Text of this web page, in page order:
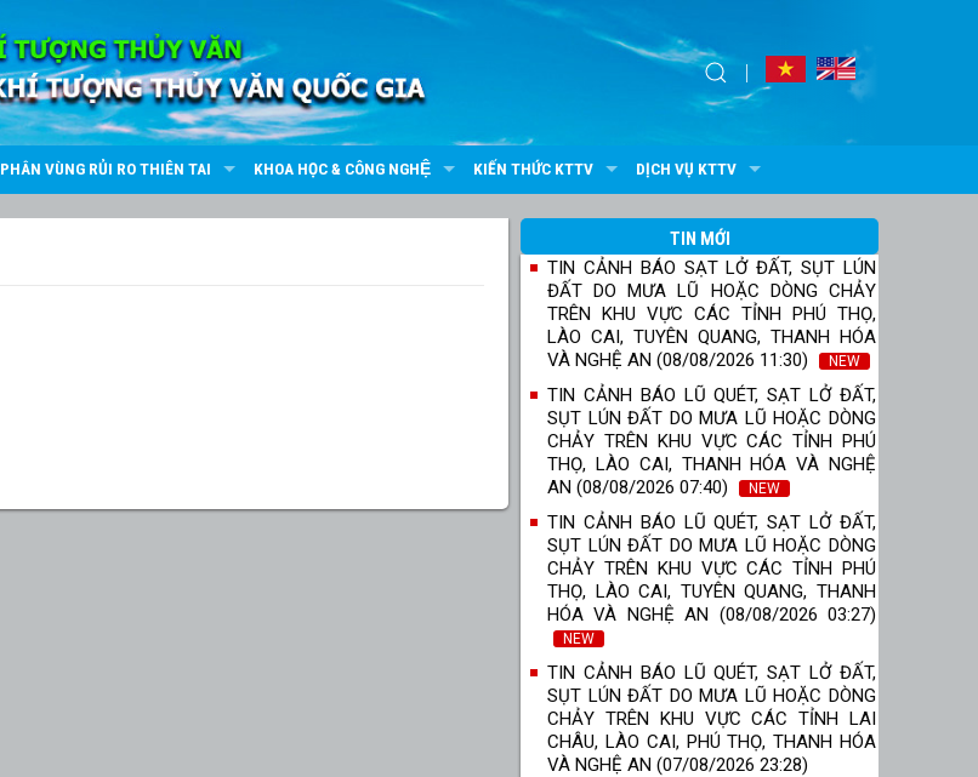
PHÂN VÙNG RỦI RO THIÊN TAI KHOA HỌC & CÔNG NGHỆ KIẾN THỨC KTTV DỊCH VỤ KTTV
TIN MỚI
TIN CẢNH BÁO SẠT LỞ ĐẤT, SỤT LÚN
ĐẤT DO MƯA LŨ HOẶC DÒNG CHẢY
TRÊN KHU VỰC CÁC TỈNH PHÚ THỌ,
LÀO CAI, TUYÊN QUANG, THANH HÓA
VÀ NGHỆ AN (08/08/2026 11:30)
NEW
TIN CẢNH BÁO LŨ QUÉT, SẠT LỞ ĐẤT,
SỤT LÚN ĐẤT DO MƯA LŨ HOẶC DÒNG
CHẢY TRÊN KHU VỰC CÁC TỈNH PHÚ
THỌ, LÀO CAI, THANH HÓA VÀ NGHỆ
AN (08/08/2026 07:40)
NEW
TIN CẢNH BÁO LŨ QUÉT, SẠT LỞ ĐẤT,
SỤT LÚN ĐẤT DO MƯA LŨ HOẶC DÒNG
CHẢY TRÊN KHU VỰC CÁC TỈNH PHÚ
THỌ, LÀO CAI, TUYÊN QUANG, THANH
HÓA VÀ NGHỆ AN (08/08/2026 03:27)
NEW
TIN CẢNH BÁO LŨ QUÉT, SẠT LỞ ĐẤT,
SỤT LÚN ĐẤT DO MƯA LŨ HOẶC DÒNG
CHẢY TRÊN KHU VỰC CÁC TỈNH LAI
CHÂU, LÀO CAI, PHÚ THỌ, THANH HÓA
VÀ NGHỆ AN (07/08/2026 23:28)